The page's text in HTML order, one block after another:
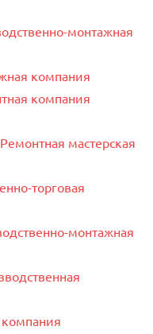
монтажная
компания
компания
мастерская
торговая
монтажная
компания